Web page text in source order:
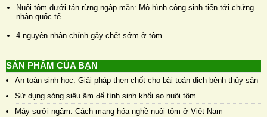
Nuôi tôm dưới tán rừng ngập mặn: Mô hình cộng sinh tiến tới chứng
nhận quốc tế
4 nguyên nhân chính gây chết sớm ở tôm
SẢN PHẨM CỦA BẠN
An toàn sinh học: Giải pháp then chốt cho bài toán dịch bệnh thủy sản
Sử dụng sóng siêu âm để tính sinh khối ao nuôi tôm
Máy sưởi ngâm: Cách mạng hóa nghề nuôi tôm ở Việt Nam